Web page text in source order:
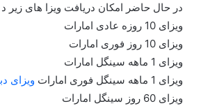
در حال حاضر امکان دریافت ویزا های زیر
ویزای 10 روزه عادی امارات
ویزای 10 روز فوری امارات
ویزای 1 ماهه سینگل امارات
ویزای 1 ماهه سینگل فوری امارات
ویزای
ویزای 60 روز سینگل امارات